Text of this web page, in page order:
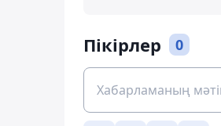
Пікірлер 0